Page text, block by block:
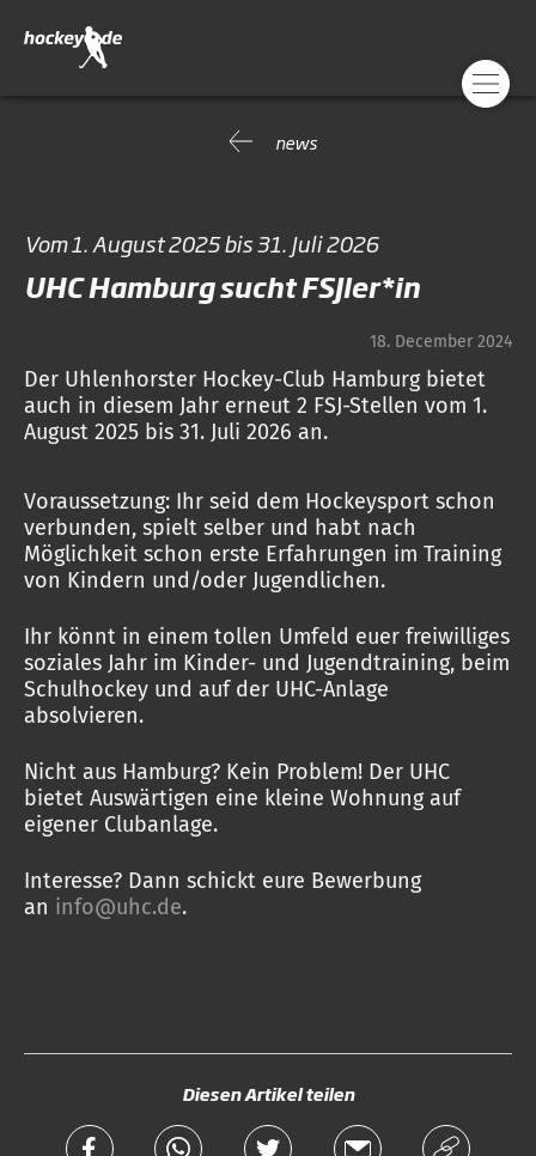
news
Vom 1. August 2025 bis 31. Juli 2026
UHC Hamburg sucht FSJler*in
18. December 2024
Der Uhlenhorster Hockey-Club Hamburg bietet
auch in diesem Jahr erneut 2 FSJ-Stellen vom 1.
August 2025 bis 31. Juli 2026 an.
Voraussetzung: Ihr seid dem Hockeysport schon
verbunden, spielt selber und habt nach
Möglichkeit schon erste Erfahrungen im Training
von Kindern und/oder Jugendlichen.
Ihr könnt in einem tollen Umfeld euer freiwilliges
soziales Jahr im Kinder- und Jugendtraining, beim
Schulhockey und auf der UHC-Anlage
absolvieren.
Nicht aus Hamburg? Kein Problem! Der UHC
bietet Auswärtigen eine kleine Wohnung auf
eigener Clubanlage.
Interesse? Dann schickt eure Bewerbung
an info@uhc.de.
Diesen Artikel teilen